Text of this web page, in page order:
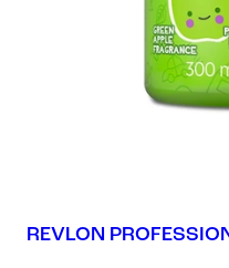
REVLON